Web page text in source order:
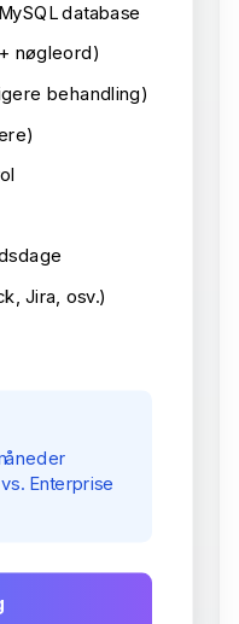
database
nøgleord)
behandling)
Jira, osv.)
Enterprise